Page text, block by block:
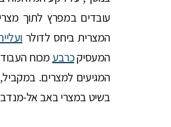
עובדים במפרץ לתוך
המצרית ביחס לדולר
המעסיקכרבעמכוח
המגיעים למצרים.
בשיט במצרי באב אל-